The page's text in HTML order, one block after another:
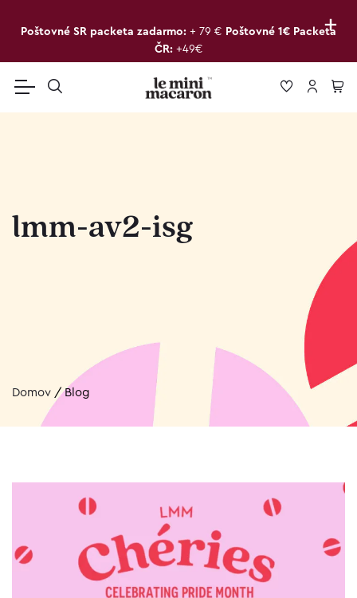
+
Poštovné SR packeta zadarmo: + 79 € Poštovné 1€ Packeta
ČR: +49€
lmm-av2-isg
Domov /Blog